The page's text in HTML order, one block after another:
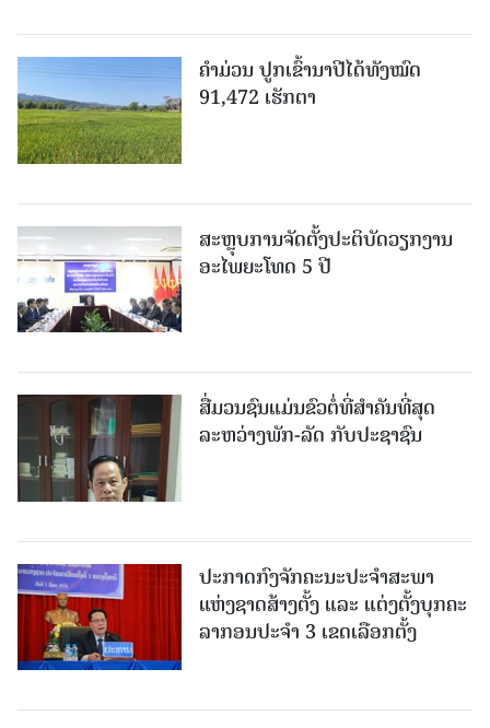
ຄໍາມ່ວນ ປູກເຂົ້ານາປີໄດ້ທັງໝົດ
91,472 ເຮັກຕາ
ສະຫຼຸບການຈັດຕັ້ງປະຕິບັດວຽກງານ
ອະໄພຍະໂທດ 5 ປີ
ສື່ມວນຊົນແມ່ນຂົວຕໍ່ທີ່ສໍາຄັນທີ່ສຸດ
ລະຫວ່າງພັກ-ລັດ ກັບປະຊາຊົນ
ປະກາດກົງຈັກຄະນະປະຈໍາສະພາ
ແຫ່ງຊາດສ້າງຕັ້ງ ແລະ ແຕ່ງຕັ້ງບຸກຄະ
ລາກອນປະຈໍາ 3 ເຂດເລືອກຕັ້ງ